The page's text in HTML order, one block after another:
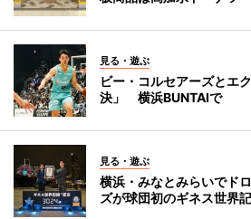
見る・遊ぶ
ビー・コルセアーズとエ
決」 横浜BUNTAIで
見る・遊ぶ
横浜・みなとみらいでド
ズが球団初のギネス世界